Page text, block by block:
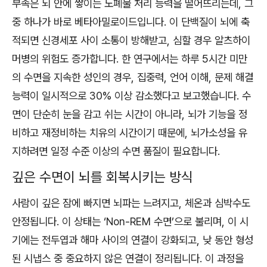
부족은 뇌 안에 쌓이는 노폐물 처리 능력을 떨어뜨리는데, 그
중 하나가 바로 베타아밀로이드입니다. 이 단백질이 뇌에 축
적되면 신경세포 사이 소통이 방해받고, 심할 경우 알츠하이
머병의 위험도 증가합니다. 한 연구에서는 하루 5시간 미만
의 수면을 지속한 성인의 경우, 집중력, 언어 이해, 문제 해결
능력이 일시적으로 30% 이상 감소했다고 보고했습니다. 수
면이 단순히 눈을 감고 쉬는 시간이 아니라, 뇌가 기능을 정
비하고 재정비하는 치유의 시간이기 때문에, 뇌가소성을 유
지하려면 일정 수준 이상의 수면 품질이 필요합니다.
깊은 수면이 뇌를 회복시키는 방식
사람이 깊은 잠에 빠지면 뇌파는 느려지고, 체온과 심박수도
안정됩니다. 이 상태는 ‘Non-REM 수면’으로 불리며, 이 시
기에는 전두엽과 해마 사이의 연결이 강화되고, 낮 동안 형성
된 시냅스 중 중요하지 않은 연결이 정리됩니다. 이 과정을